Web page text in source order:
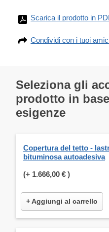
Scarica il prodotto in
Condividi con i tuoi
Seleziona gli
prodotto in
esigenze
Copertura del tetto -
bituminosa autoadesiva
(+ 1.666,00 € )
+ Aggiungi al carrello